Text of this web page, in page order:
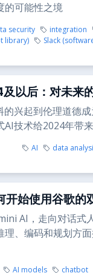
的可能性之境
security integration
library)
Slack
以后：对未来
的兴起到伦理道德
AI技术给2024年带
AI data
开始使用谷歌
AI，走向对话式
理、编码和规划方
AI models chatbot